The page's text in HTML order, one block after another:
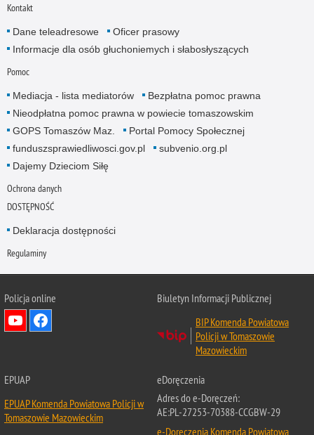
Kontakt
Dane teleadresowe
Oficer prasowy
Informacje dla osób głuchoniemych i słabosłyszących
Pomoc
Mediacja - lista mediatorów
Bezpłatna pomoc prawna
Nieodpłatna pomoc prawna w powiecie tomaszowskim
GOPS Tomaszów Maz.
Portal Pomocy Społecznej
funduszsprawiedliwosci.gov.pl
subvenio.org.pl
Dajemy Dzieciom Siłę
Ochrona danych
DOSTĘPNOŚĆ
Deklaracja dostępności
Regulaminy
Policja online
Biuletyn Informacji Publicznej
BIP Komenda Powiatowa
Policji w Tomaszowie
Mazowieckim
EPUAP
EPUAP Komenda Powiatowa Policji w
Tomaszowie Mazowieckim
eDoręczenia
Adres do e-Doręczeń:
AE:PL-27253-70388-CCGBW-29
e-Doręczenia Komenda Powiatowa